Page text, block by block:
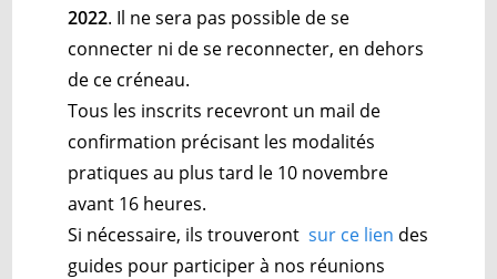
2022. Il ne sera pas possible de se
connecter ni de se reconnecter, en dehors
de ce créneau.
Tous les inscrits recevront un mail de
confirmation précisant les modalités
pratiques au plus tard le 10 novembre
avant 16 heures.
Si nécessaire, ils trouverontsur ce lien des
guides pour participer à nos réunions